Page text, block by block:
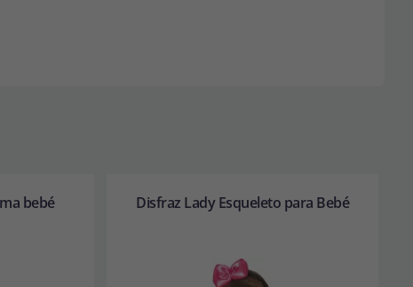
bebé Disfraz Lady Esqueleto para Bebé